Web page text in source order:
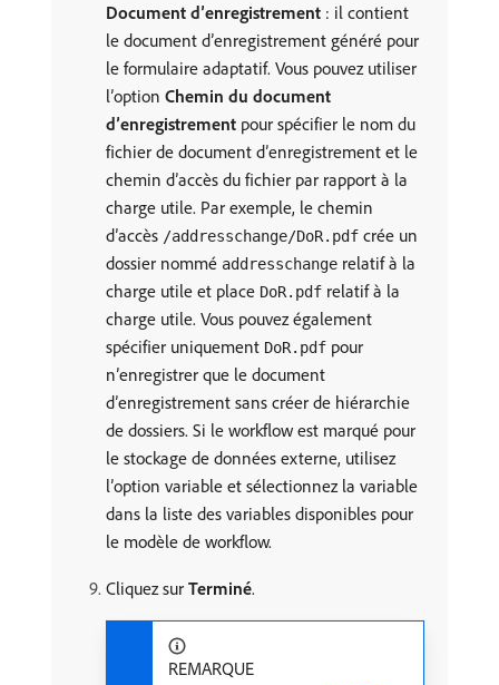
Document d’enregistrement : il contient
le document d’enregistrement généré pour
le formulaire adaptatif. Vous pouvez utiliser
l’option Chemin du document
d’enregistrement pour spécifier le nom du
fichier de document d’enregistrement et le
chemin d’accès du fichier par rapport à la
charge utile. Par exemple, le chemin
d’accès /addresschange/DoR.pdf crée un
dossier nommé addresschange relatif à la
charge utile et place DoR.pdf relatif à la
charge utile. Vous pouvez également
spécifier uniquement DoR.pdf pour
n’enregistrer que le document
d’enregistrement sans créer de hiérarchie
de dossiers. Si le workflow est marqué pour
le stockage de données externe, utilisez
l’option variable et sélectionnez la variable
dans la liste des variables disponibles pour
le modèle de workflow.
Cliquez sur Terminé.
REMARQUE